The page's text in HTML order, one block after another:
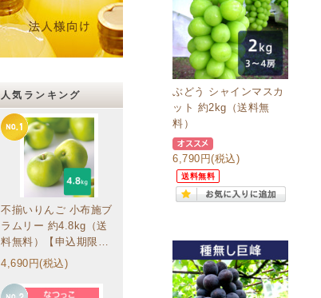
人気ランキング
不揃いりんご 小布施ブ
ラムリー 約4.8kg（送
料無料）【申込期限：9
月16日まで】訳あり家
庭用ミックス
4,690円(税込)
ぶどう シャインマスカ
ット 約2kg（送料無
料）
6,790円(税込)
送料無料